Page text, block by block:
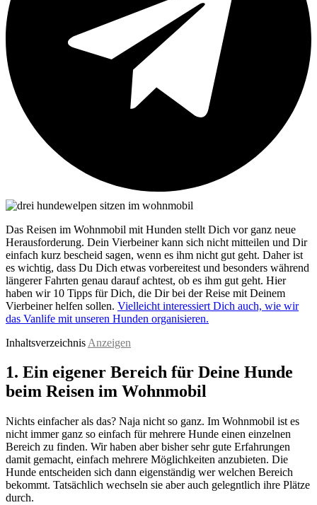
Das Reisen im Wohnmobil mit Hunden stellt Dich vor ganz neue
Herausforderung. Dein Vierbeiner kann sich nicht mitteilen und Dir
einfach kurz bescheid sagen, wenn es ihm nicht gut geht. Daher ist
es wichtig, dass Du Dich etwas vorbereitest und besonders während
längerer Fahrten genau darauf achtest, ob es ihm gut geht. Hier
haben wir 10 Tipps für Dich, die Dir bei der Reise mit Deinem
Vierbeiner helfen sollen. Vielleicht interessiert Dich auch, wie wir
das Vanlife mit unseren Hunden organisieren.
Inhaltsverzeichnis Anzeigen
1. Ein eigener Bereich für Deine Hunde
beim Reisen im Wohnmobil
Nichts einfacher als das? Naja nicht so ganz. Im Wohnmobil ist es
nicht immer ganz so einfach für mehrere Hunde einen einzelnen
Bereich zu finden. Wir haben aber bisher sehr gute Erfahrungen
damit gemacht, einfach mehrere Möglichkeiten anzubieten. Die
Hunde entscheiden sich dann eigenständig wer welchen Bereich
bekommt. Tatsächlich wechseln sie aber auch gelegntlich ihre Plätze
durch.